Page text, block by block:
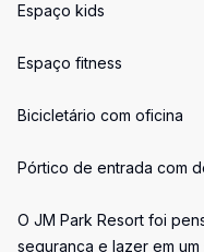
Espaço kids
Espaço fitness
Bicicletário com oficina
Pórtico de entrada com
O JM Park Resort foi
segurança e lazer em um